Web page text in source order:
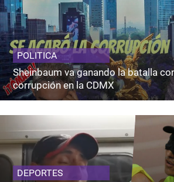
POLITICA
Sheinbaum va ganando la batalla
corrupción en la CDMX
DEPORTES